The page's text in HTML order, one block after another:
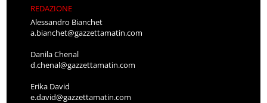
REDAZIONE
Alessandro Bianchet
a.bianchet@gazzettamatin.com
Danila Chenal
d.chenal@gazzettamatin.com
Erika David
e.david@gazzettamatin.com